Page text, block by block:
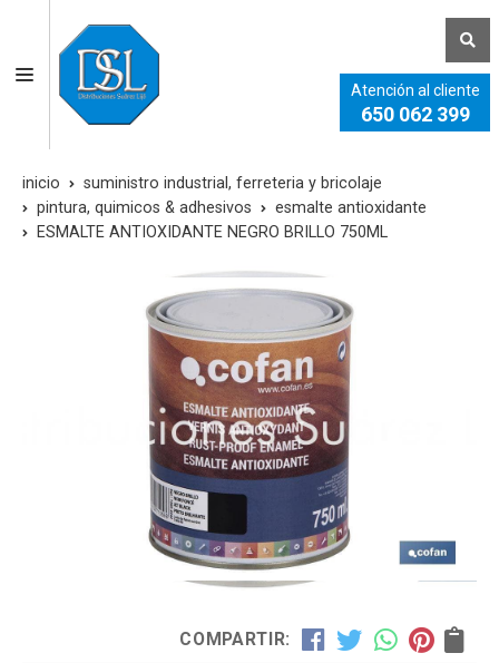
Atención al cliente
650 062 399
inicio
suministro industrial, ferreteria y bricolaje
pintura, quimicos & adhesivos
esmalte antioxidante
ESMALTE ANTIOXIDANTE NEGRO BRILLO 750ML
COMPARTIR: